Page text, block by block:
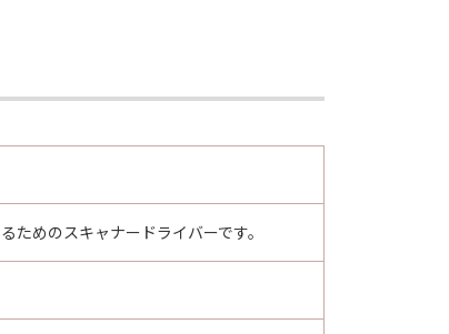
めのスキャナードライバーです。